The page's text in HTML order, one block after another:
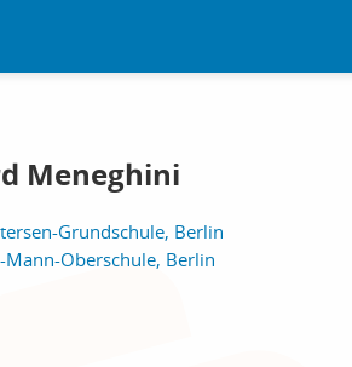
Meneghini
Grundschule, Berlin
Mann-Oberschule, Berlin